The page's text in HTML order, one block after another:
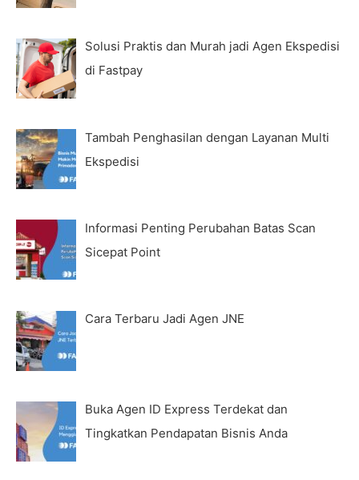
Solusi Praktis dan Murah jadi Agen Ekspedisi
di Fastpay
Tambah Penghasilan dengan Layanan Multi
Ekspedisi
Informasi Penting Perubahan Batas Scan
Sicepat Point
Cara Terbaru Jadi Agen JNE
Buka Agen ID Express Terdekat dan
Tingkatkan Pendapatan Bisnis Anda